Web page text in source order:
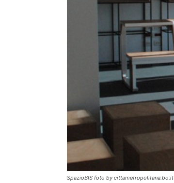
SpazioBIS foto by cittametropolitana.bo.it